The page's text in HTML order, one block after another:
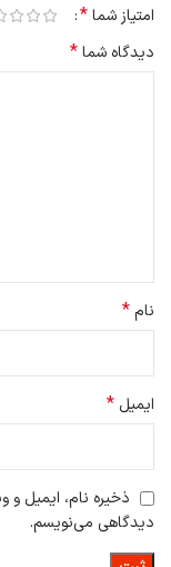
امتیاز شما*
دیدگاه شما*
نام*
ایمیل *
ذخیره نام، ایمیل و
دیدگاهی می‌نویسم.